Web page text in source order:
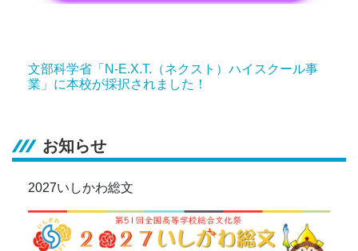
文部科学省「N-E.X.T.（ネクスト）ハイスクール事
業」に本校が採択されました！
お知らせ
2027いしかわ総文